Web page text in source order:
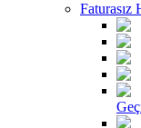
Faturasız